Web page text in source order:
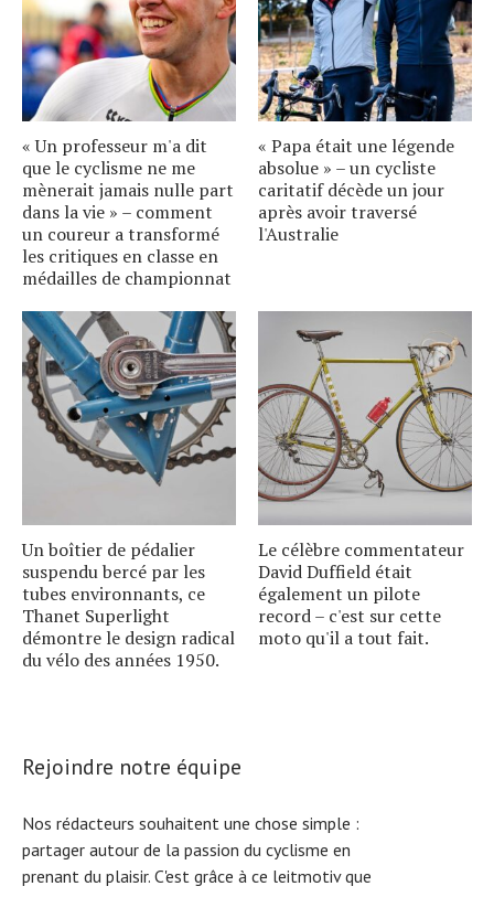
« Un professeur m'a dit
que le cyclisme ne me
mènerait jamais nulle part
dans la vie » – comment
un coureur a transformé
les critiques en classe en
médailles de championnat
« Papa était une légende
absolue » – un cycliste
caritatif décède un jour
après avoir traversé
l'Australie
Un boîtier de pédalier
suspendu bercé par les
tubes environnants, ce
Thanet Superlight
démontre le design radical
du vélo des années 1950.
Le célèbre commentateur
David Duffield était
également un pilote
record – c'est sur cette
moto qu'il a tout fait.
Rejoindre notre équipe
Nos rédacteurs souhaitent une chose simple :
partager autour de la passion du cyclisme en
prenant du plaisir. C'est grâce à ce leitmotiv que